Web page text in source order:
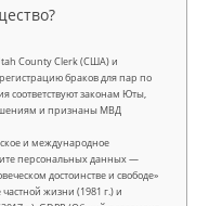
County Clerk (США) и
браков для пар по
соответствуют законам Юты,
и признаны МВД
и международное
персональных данных —
достоинстве и свободе»
жизни (1981 г.) и